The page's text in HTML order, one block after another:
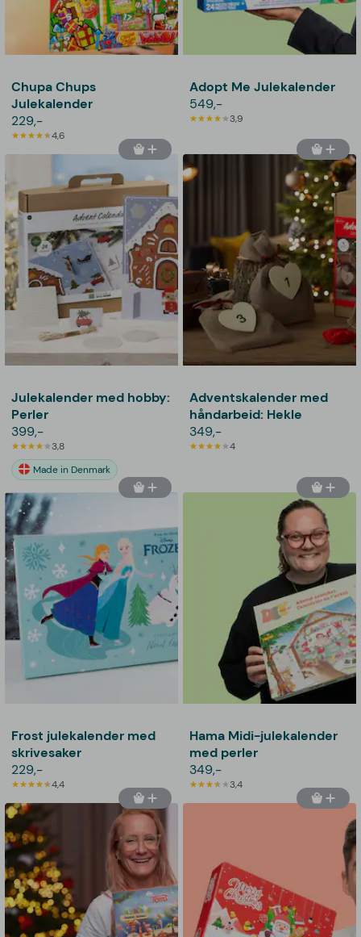
Chupa Chups
Julekalender
229,-
4,6
Adopt Me Julekalender
549,-
3,9
Julekalender med hobby:
Perler
399,-
3,8
Made in Denmark
Adventskalender med
håndarbeid: Hekle
349,-
4
Frost julekalender med
skrivesaker
229,-
4,4
Hama Midi-julekalender
med perler
349,-
3,4